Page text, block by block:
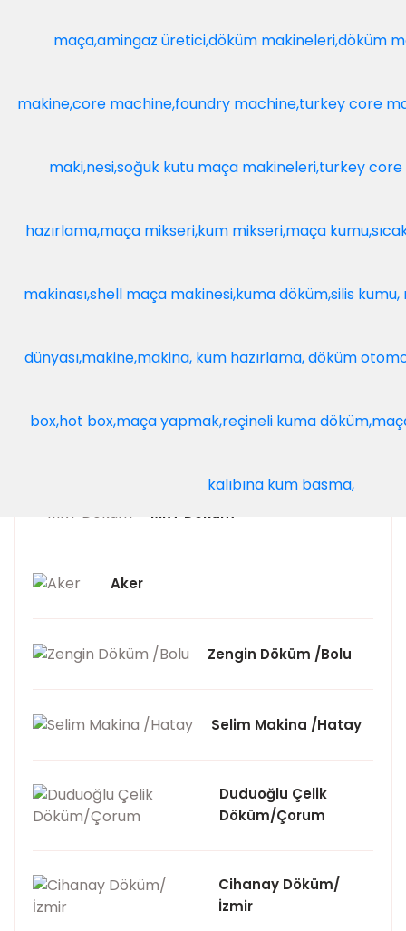
Şirvanlı
Milenyum Metalurji
Haspik
MRT Döküm
Aker
Zengin Döküm /Bolu
Selim Makina /Hatay
Duduoğlu Çelik
Döküm/Çorum
Cihanay Döküm/
İzmir